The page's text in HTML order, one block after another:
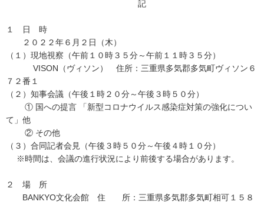
記
１ 日 時
２０２２年６月２日（木）
（１）現地視察（午前１０時３５分～午前１１時３５分）
VISON（ヴィソン） 住所：三重県多気郡多気町ヴィソン６
７２番１
（２）知事会議（午後１時２０分～午後３時５０分）
① 国への提言 「新型コロナウイルス感染症対策の強化につい
て」他
② その他
（３）合同記者会見（午後３時５０分～午後４時１０分）
※時間は、会議の進行状況により前後する場合があります。
２ 場 所
BANKYO文化会館 住 所：三重県多気郡多気町相可１５８